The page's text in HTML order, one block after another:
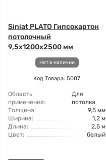
Siniat PLATO Гипсокартон
потолочный
9,5x1200x2500 мм
Нет в наличии
Код Товара: 5007
Область
применения:
Для
потолка
Толщина:
9,5 мм
Ширина:
1,2 м
Длина:
2,5 м
Цвет:
белый